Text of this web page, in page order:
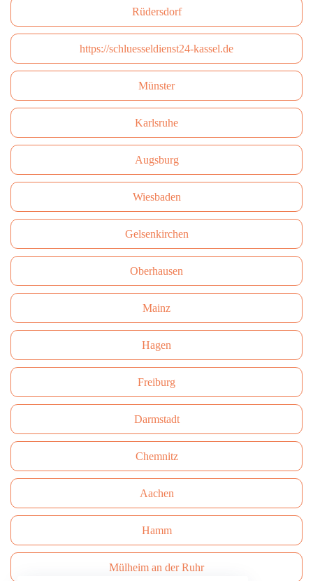
Rüdersdorf
https://schluesseldienst24-kassel.de
Münster
Karlsruhe
Augsburg
Wiesbaden
Gelsenkirchen
Oberhausen
Mainz
Hagen
Freiburg
Darmstadt
Сhemnitz
Aachen
Hamm
Mülheim an der Ruhr